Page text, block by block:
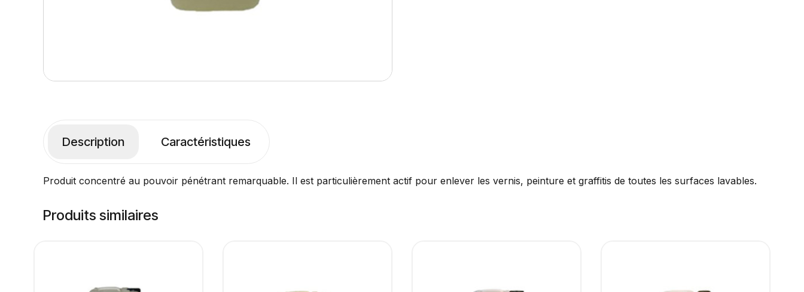
Description Caractéristiques
Produit concentré au pouvoir pénétrant remarquable. Il est particulièrement actif pour enlever les vernis, peinture et graffitis de toutes les surfaces lavables.
Produits similaires